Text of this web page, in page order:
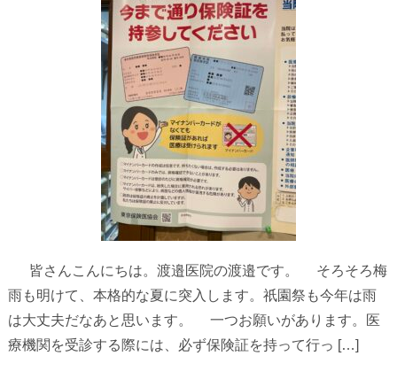
皆さんこんにちは。渡邉医院の渡邉です。 そろそろ梅
雨も明けて、本格的な夏に突入します。祇園祭も今年は雨
は大丈夫だなあと思います。 一つお願いがあります。医
療機関を受診する際には、必ず保険証を持って行っ […]